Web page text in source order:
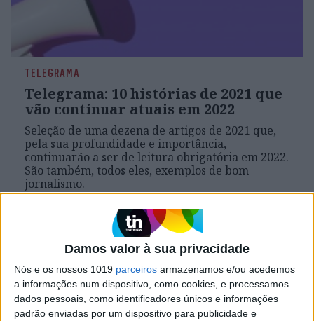
Damos valor à sua privacidade
Nós e os nossos 1019 parceiros armazenamos e/ou acedemos
a informações num dispositivo, como cookies, e processamos
dados pessoais, como identificadores únicos e informações
padrão enviadas por um dispositivo para publicidade e
TELEGRAMA
Telegrama: 10 histórias de 2021 que
vão continuar atuais em 2022
Seleção de uma dezena de artigos de 2021 que,
pela sua profundidade e importância,
continuarão a ser de leitura obrigatória em 2022.
São também, todos eles, exemplos de bom
jornalismo.
Se7e